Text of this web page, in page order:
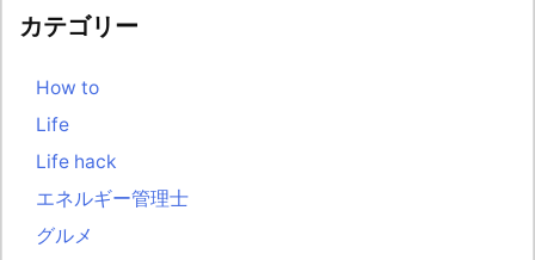
カテゴリー
How to
Life
Life hack
エネルギー管理士
グルメ